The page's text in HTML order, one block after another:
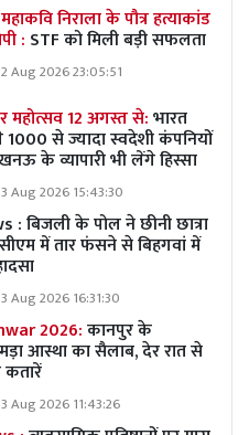
निराला के पौत्र हत्याकांड
: STF को मिली बड़ी सफलता
Aug 2026 23:05:51
महोत्सव 12 अगस्त से:भारत
से ज्यादा स्वदेशी कंपनियों
के व्यापारी भी लेंगे हिस्सा
Aug 2026 15:43:30
: बिजली के पोल ने छीनी छात्रा
में तार फंसने से बिहगवां में
Aug 2026 16:31:30
2026:कानपुर के
आस्था का सैलाब, देर रात से
कतारें
Aug 2026 11:43:26